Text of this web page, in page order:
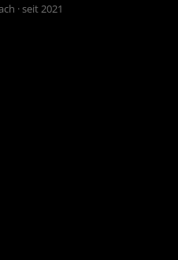
· seit 2021